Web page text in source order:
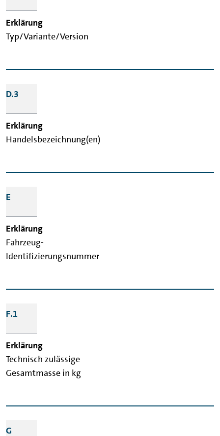
Typ/Variante/Version
D.3
Handelsbezeichnung(en)
E
Fahrzeug-
Identifizierungsnummer
F.1
Technisch zulässige
Gesamtmasse in kg
G